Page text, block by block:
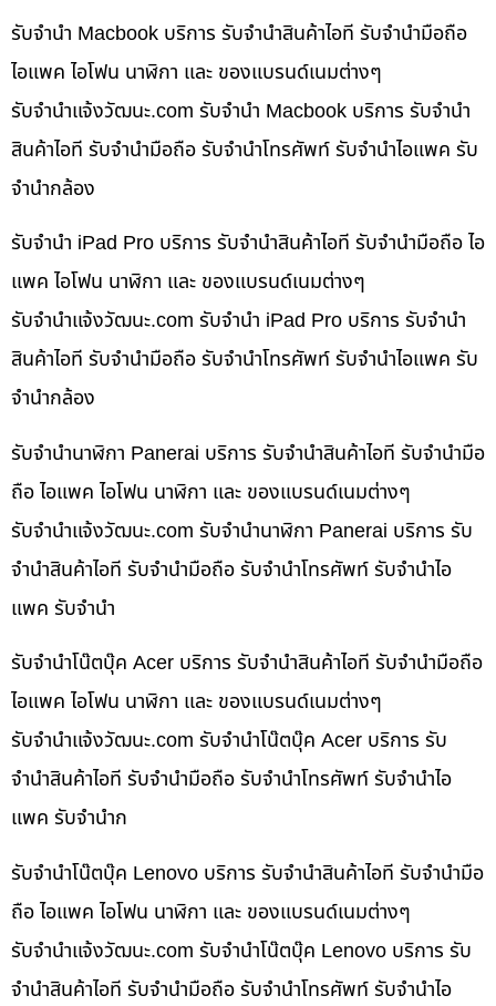
รับจำนำ Macbook บริการ รับจำนำสินค้าไอที รับจำนำมือถือ
ไอแพค ไอโฟน นาฬิกา และ ของแบรนด์เนมต่างๆ
รับจํานําแจ้งวัฒนะ.com รับจำนำ Macbook บริการ รับจำนำ
สินค้าไอที รับจำนำมือถือ รับจำนำโทรศัพท์ รับจำนำไอแพค รับ
จำนำกล้อง
รับจำนำ iPad Pro บริการ รับจำนำสินค้าไอที รับจำนำมือถือ ไอ
แพค ไอโฟน นาฬิกา และ ของแบรนด์เนมต่างๆ
รับจํานําแจ้งวัฒนะ.com รับจำนำ iPad Pro บริการ รับจำนำ
สินค้าไอที รับจำนำมือถือ รับจำนำโทรศัพท์ รับจำนำไอแพค รับ
จำนำกล้อง
รับจำนำนาฬิกา Panerai บริการ รับจำนำสินค้าไอที รับจำนำมือ
ถือ ไอแพค ไอโฟน นาฬิกา และ ของแบรนด์เนมต่างๆ
รับจํานําแจ้งวัฒนะ.com รับจำนำนาฬิกา Panerai บริการ รับ
จำนำสินค้าไอที รับจำนำมือถือ รับจำนำโทรศัพท์ รับจำนำไอ
แพค รับจำนำ
รับจำนำโน๊ตบุ๊ค Acer บริการ รับจำนำสินค้าไอที รับจำนำมือถือ
ไอแพค ไอโฟน นาฬิกา และ ของแบรนด์เนมต่างๆ
รับจํานําแจ้งวัฒนะ.com รับจำนำโน๊ตบุ๊ค Acer บริการ รับ
จำนำสินค้าไอที รับจำนำมือถือ รับจำนำโทรศัพท์ รับจำนำไอ
แพค รับจำนำก
รับจำนำโน๊ตบุ๊ค Lenovo บริการ รับจำนำสินค้าไอที รับจำนำมือ
ถือ ไอแพค ไอโฟน นาฬิกา และ ของแบรนด์เนมต่างๆ
รับจํานําแจ้งวัฒนะ.com รับจำนำโน๊ตบุ๊ค Lenovo บริการ รับ
จำนำสินค้าไอที รับจำนำมือถือ รับจำนำโทรศัพท์ รับจำนำไอ